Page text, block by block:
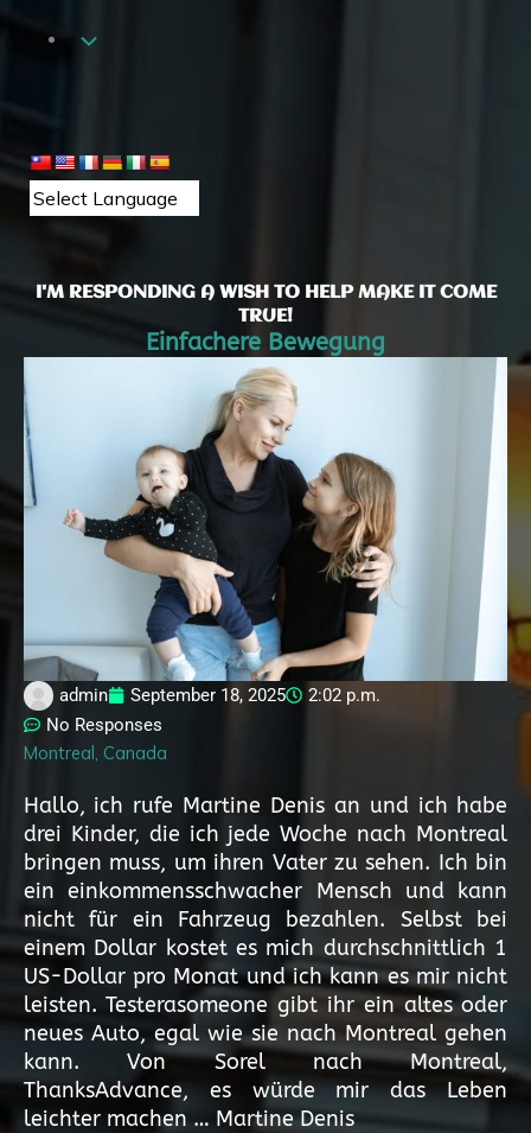
I'M RESPONDING A WISH TO HELP MAKE IT COME
TRUE!
Einfachere Bewegung
admin September 18, 2025
2:02 p.m.
No Responses
Montreal, Canada
Hallo, ich rufe Martine Denis an und ich habe
drei Kinder, die ich jede Woche nach Montreal
bringen muss, um ihren Vater zu sehen. Ich bin
ein einkommensschwacher Mensch und kann
nicht für ein Fahrzeug bezahlen. Selbst bei
einem Dollar kostet es mich durchschnittlich 1
US-Dollar pro Monat und ich kann es mir nicht
leisten. Testerasomeone gibt ihr ein altes oder
neues Auto, egal wie sie nach Montreal gehen
kann. Von Sorel nach Montreal,
ThanksAdvance, es würde mir das Leben
leichter machen … Martine Denis